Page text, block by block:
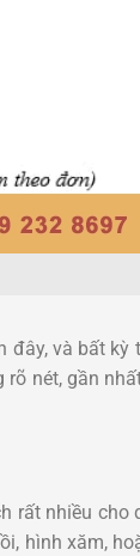
đây, và bất kỳ
nét, gần
rất nhiều cho
hình xăm,